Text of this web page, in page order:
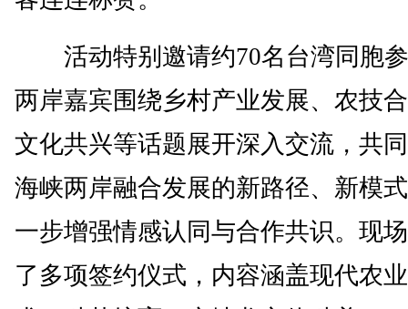
活动特别邀请约70名台湾同胞
两岸嘉宾围绕乡村产业发展、农技
文化共兴等话题展开深入交流，共
海峡两岸融合发展的新路径、新模
一步增强情感认同与合作共识。现
了多项签约仪式，内容涵盖现代农